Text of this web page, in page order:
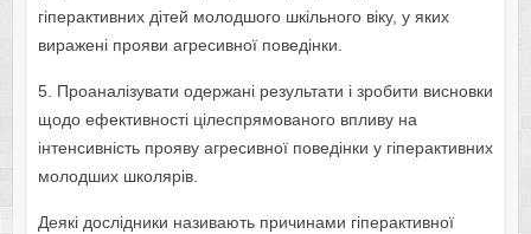
гіперактивних дітей молодшого шкільного віку, у яких
виражені прояви агресивної поведінки.
5. Проаналізувати одержані результати і зробити висновки
щодо ефективності цілеспрямованого впливу на
інтенсивність прояву агресивної поведінки у гіперактивних
молодших школярів.
Деякі дослідники називають причинами гіперактивної